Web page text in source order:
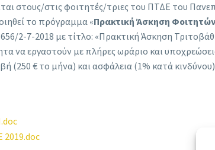
στους/στις φοιτητές/τριες του ΠΤΔΕ του
το πρόγραμμα «Πρακτική Άσκηση
2-7-2018 με τίτλο: «Πρακτική Άσκηση
να εργαστούν με πλήρες ωράριο και
(250 € το μήνα) και ασφάλεια (1% κατά